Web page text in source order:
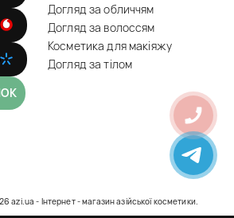
Догляд за обличчям
Догляд за волоссям
Косметика для макіяжу
Догляд за тілом
- Інтернет - магазин азійської косметики.